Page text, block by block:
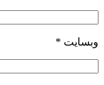
وبسایت *